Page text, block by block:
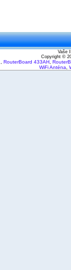
Vaše
Copyright ©
RouterBoard 433AH
WiFi Anténa